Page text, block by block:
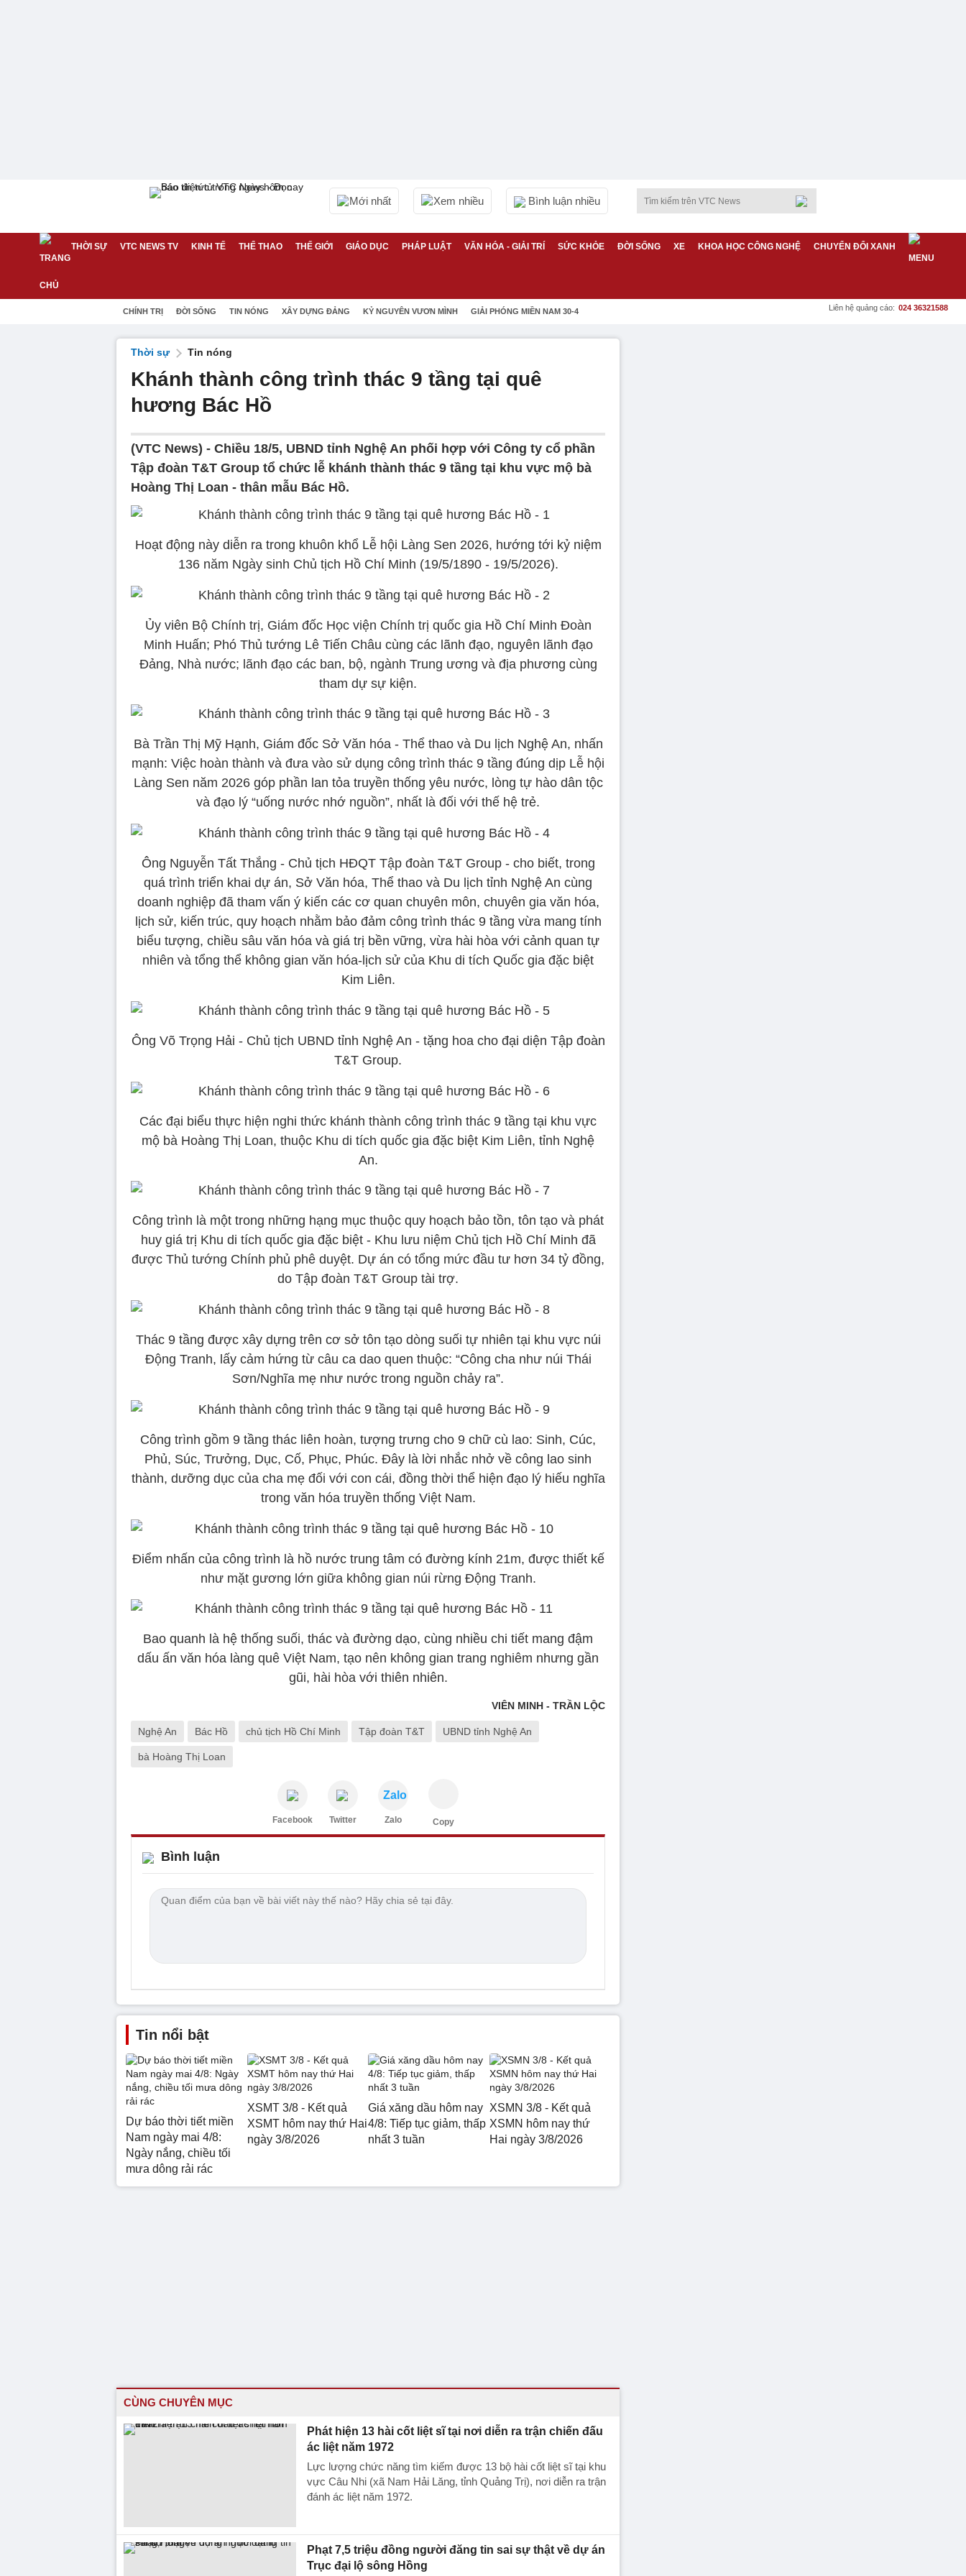
Mới nhất Xem nhiều Bình luận nhiều
THỜI SỰ VTC NEWS TV KINH TẾ THỂ THAO THẾ GIỚI GIÁO DỤC PHÁP LUẬT VĂN HÓA - GIẢI TRÍ SỨC KHỎE ĐỜI SỐNG XE KHOA HỌC CÔNG NGHỆ CHUYỂN ĐỔI XANH
CHÍNH TRỊ ĐỜI SỐNG TIN NÓNG XÂY DỰNG ĐẢNG KỶ NGUYÊN VƯƠN MÌNH GIẢI PHÓNG MIỀN NAM 30-4 Liên hệ quảng cáo: 024 36321588
Thời sự Tin nóng
Khánh thành công trình thác 9 tầng tại quê
hương Bác Hồ
(VTC News) - Chiều 18/5, UBND tỉnh Nghệ An phối hợp với Công ty cổ phần
Tập đoàn T&T Group tổ chức lễ khánh thành thác 9 tầng tại khu vực mộ bà
Hoàng Thị Loan - thân mẫu Bác Hồ.
Hoạt động này diễn ra trong khuôn khổ Lễ hội Làng Sen 2026, hướng tới kỷ niệm
136 năm Ngày sinh Chủ tịch Hồ Chí Minh (19/5/1890 - 19/5/2026).
Ủy viên Bộ Chính trị, Giám đốc Học viện Chính trị quốc gia Hồ Chí Minh Đoàn
Minh Huấn; Phó Thủ tướng Lê Tiến Châu cùng các lãnh đạo, nguyên lãnh đạo
Đảng, Nhà nước; lãnh đạo các ban, bộ, ngành Trung ương và địa phương cùng
tham dự sự kiện.
Bà Trần Thị Mỹ Hạnh, Giám đốc Sở Văn hóa - Thể thao và Du lịch Nghệ An, nhấn
mạnh: Việc hoàn thành và đưa vào sử dụng công trình thác 9 tầng đúng dịp Lễ hội
Làng Sen năm 2026 góp phần lan tỏa truyền thống yêu nước, lòng tự hào dân tộc
và đạo lý “uống nước nhớ nguồn”, nhất là đối với thế hệ trẻ.
Ông Nguyễn Tất Thắng - Chủ tịch HĐQT Tập đoàn T&T Group - cho biết, trong
quá trình triển khai dự án, Sở Văn hóa, Thể thao và Du lịch tỉnh Nghệ An cùng
doanh nghiệp đã tham vấn ý kiến các cơ quan chuyên môn, chuyên gia văn hóa,
lịch sử, kiến trúc, quy hoạch nhằm bảo đảm công trình thác 9 tầng vừa mang tính
biểu tượng, chiều sâu văn hóa và giá trị bền vững, vừa hài hòa với cảnh quan tự
nhiên và tổng thể không gian văn hóa-lịch sử của Khu di tích Quốc gia đặc biệt
Kim Liên.
Ông Võ Trọng Hải - Chủ tịch UBND tỉnh Nghệ An - tặng hoa cho đại diện Tập đoàn
T&T Group.
Các đại biểu thực hiện nghi thức khánh thành công trình thác 9 tầng tại khu vực
mộ bà Hoàng Thị Loan, thuộc Khu di tích quốc gia đặc biệt Kim Liên, tỉnh Nghệ
An.
Công trình là một trong những hạng mục thuộc quy hoạch bảo tồn, tôn tạo và phát
huy giá trị Khu di tích quốc gia đặc biệt - Khu lưu niệm Chủ tịch Hồ Chí Minh đã
được Thủ tướng Chính phủ phê duyệt. Dự án có tổng mức đầu tư hơn 34 tỷ đồng,
do Tập đoàn T&T Group tài trợ.
Thác 9 tầng được xây dựng trên cơ sở tôn tạo dòng suối tự nhiên tại khu vực núi
Động Tranh, lấy cảm hứng từ câu ca dao quen thuộc: “Công cha như núi Thái
Sơn/Nghĩa mẹ như nước trong nguồn chảy ra”.
Công trình gồm 9 tầng thác liên hoàn, tượng trưng cho 9 chữ cù lao: Sinh, Cúc,
Phủ, Súc, Trưởng, Dục, Cố, Phục, Phúc. Đây là lời nhắc nhở về công lao sinh
thành, dưỡng dục của cha mẹ đối với con cái, đồng thời thể hiện đạo lý hiếu nghĩa
trong văn hóa truyền thống Việt Nam.
Điểm nhấn của công trình là hồ nước trung tâm có đường kính 21m, được thiết kế
như mặt gương lớn giữa không gian núi rừng Động Tranh.
Bao quanh là hệ thống suối, thác và đường dạo, cùng nhiều chi tiết mang đậm
dấu ấn văn hóa làng quê Việt Nam, tạo nên không gian trang nghiêm nhưng gần
gũi, hài hòa với thiên nhiên.
VIÊN MINH - TRẦN LỘC
Nghệ An Bác Hồ chủ tịch Hồ Chí Minh Tập đoàn T&T UBND tỉnh Nghệ An
bà Hoàng Thị Loan
Facebook Twitter
Zalo
Zalo Copy
Bình luận
Tin nổi bật
Dự báo thời tiết miền
Nam ngày mai 4/8:
Ngày nắng, chiều tối
mưa dông rải rác
XSMT 3/8 - Kết quả
XSMT hôm nay thứ Hai
ngày 3/8/2026
Giá xăng dầu hôm nay
4/8: Tiếp tục giảm, thấp
nhất 3 tuần
XSMN 3/8 - Kết quả
XSMN hôm nay thứ
Hai ngày 3/8/2026
CÙNG CHUYÊN MỤC
Phát hiện 13 hài cốt liệt sĩ tại nơi diễn ra trận chiến đấu
ác liệt năm 1972
Lực lượng chức năng tìm kiếm được 13 bộ hài cốt liệt sĩ tại khu
vực Câu Nhi (xã Nam Hải Lăng, tỉnh Quảng Trị), nơi diễn ra trận
đánh ác liệt năm 1972.
Phạt 7,5 triệu đồng người đăng tin sai sự thật về dự án
Trục đại lộ sông Hồng